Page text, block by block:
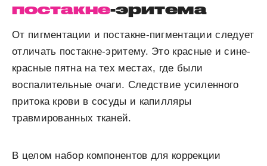
постакне-эритема
От пигментации и постакне-пигментации следует
отличать постакне-эритему. Это красные и сине-
красные пятна на тех местах, где были
воспалительные очаги. Следствие усиленного
притока крови в сосуды и капилляры
травмированных тканей.
В целом набор компонентов для коррекции